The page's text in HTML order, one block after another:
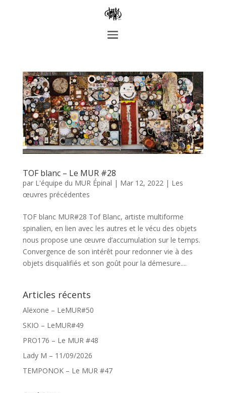
TOF blanc – Le MUR #28
par L'équipe du MUR Épinal | Mar 12, 2022| Les
œuvres précédentes
TOF blanc MUR#28 Tof Blanc, artiste multiforme
spinalien, en lien avec les autres et le vécu des objets
nous propose une œuvre d’accumulation sur le temps.
Convergence de son intérêt pour redonner vie à des
objets disqualifiés et son goût pour la démesure....
Articles récents
Alëxone – LeMUR#50
SKIO – LeMUR#49
PRO176 – Le MUR #48
Lady M – 11/09/2026
TEMPONOK – Le MUR #47